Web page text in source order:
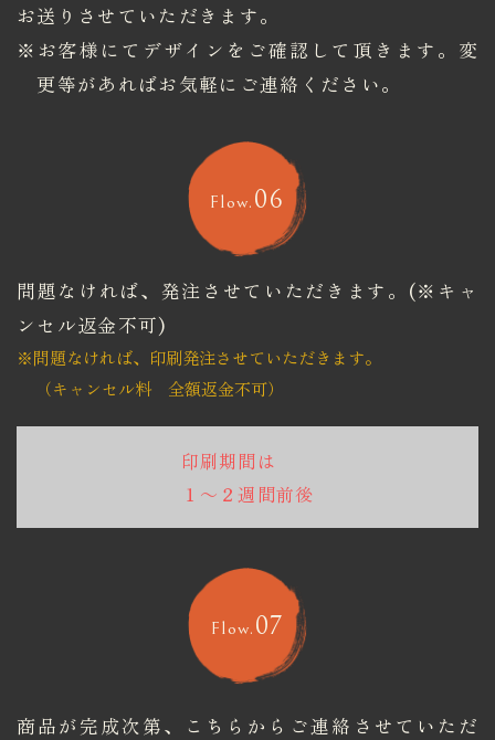
お送りさせていただきます。
※お客様にてデザインをご確認して頂きます。変
更等があればお気軽にご連絡ください。
Flow. 06
問題なければ、発注させていただきます。(※キャ
ンセル返金不可)
※問題なければ、印刷発注させていただきます。
​​​​​​​（キャンセル料 全額返金不可）
印刷期間は
１～２週間前後
Flow. 07
商品が完成次第、こちらからご連絡させていただ